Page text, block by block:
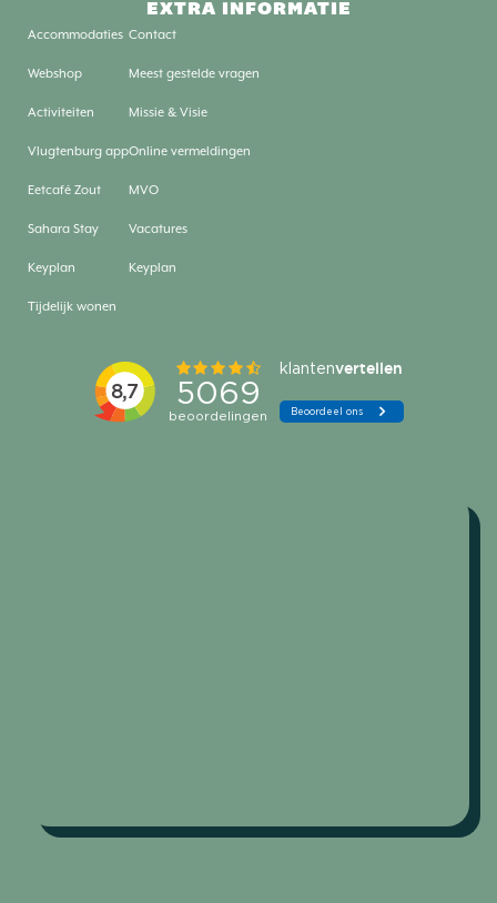
EXTRA INFORMATIE
Accommodaties
Webshop
Activiteiten
Vlugtenburg app
Eetcafé Zout
Sahara Stay
Keyplan
Tijdelijk wonen
Contact
Meest gestelde vragen
Missie & Visie
Online vermeldingen
MVO
Vacatures
Keyplan